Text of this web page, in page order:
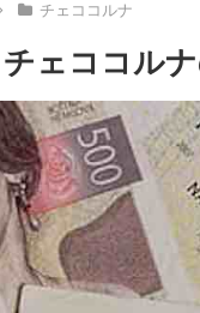
チェココルナ
ェココル